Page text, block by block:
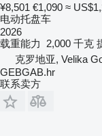
¥8,501 €1,090 ≈
电动托盘车
2026
载重能力
2,000 千克
克罗地亚, Velika
GEBGAB.hr
联系卖方